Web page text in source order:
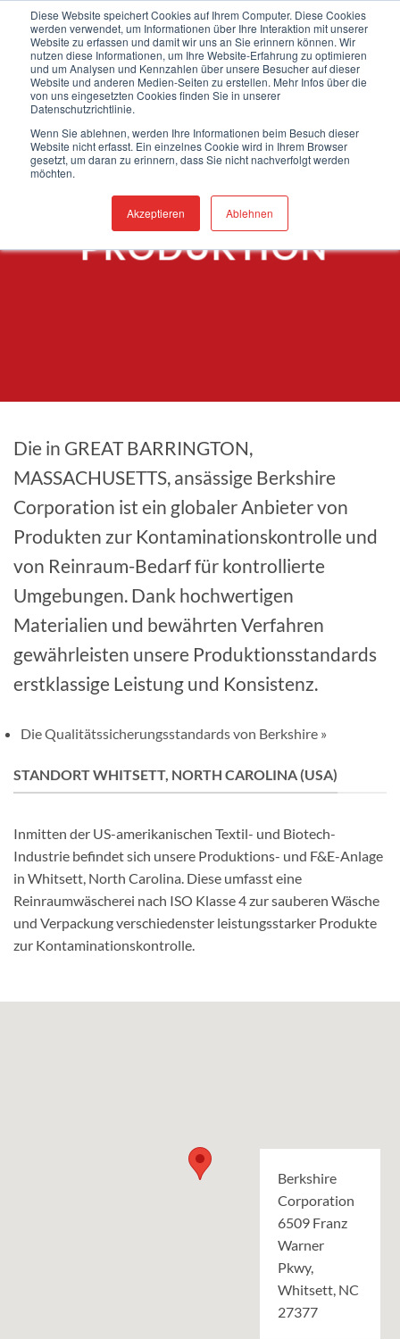
Diese Website speichert Cookies auf Ihrem Computer. Diese Cookies
werden verwendet, um Informationen über Ihre Interaktion mit unserer
Website zu erfassen und damit wir uns an Sie erinnern können. Wir
nutzen diese Informationen, um Ihre Website-Erfahrung zu optimieren
und um Analysen und Kennzahlen über unsere Besucher auf dieser
Website und anderen Medien-Seiten zu erstellen. Mehr Infos über die
von uns eingesetzten Cookies finden Sie in unserer
Datenschutzrichtlinie.
Wenn Sie ablehnen, werden Ihre Informationen beim Besuch dieser
Website nicht erfasst. Ein einzelnes Cookie wird in Ihrem Browser
gesetzt, um daran zu erinnern, dass Sie nicht nachverfolgt werden
möchten.
Akzeptieren Ablehnen
Inhalt
springen
Herzlich willkommen auf unserer neuen Webseite!
PRODUKTION
Die in GREAT BARRINGTON,
MASSACHUSETTS, ansässige Berkshire
Corporation ist ein globaler Anbieter von
Produkten zur Kontaminationskontrolle und
von Reinraum-Bedarf für kontrollierte
Umgebungen. Dank hochwertigen
Materialien und bewährten Verfahren
gewährleisten unsere Produktionsstandards
erstklassige Leistung und Konsistenz.
Die Qualitätssicherungsstandards von Berkshire »
STANDORT WHITSETT, NORTH CAROLINA (USA)
Inmitten der US-amerikanischen Textil- und Biotech-
Industrie befindet sich unsere Produktions- und F&E-Anlage
in Whitsett, North Carolina. Diese umfasst eine
Reinraumwäscherei nach ISO Klasse 4 zur sauberen Wäsche
und Verpackung verschiedenster leistungsstarker Produkte
zur Kontaminationskontrolle.
Berkshire
Corporation
6509 Franz
Warner
Pkwy,
Whitsett, NC
27377